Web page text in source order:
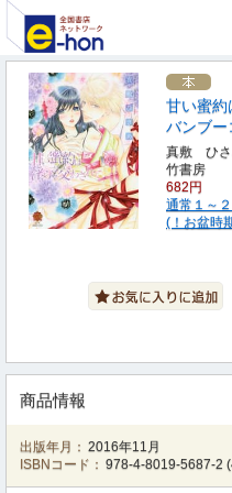
甘い蜜約
バンブ
真敷 ひ
竹書房
682円
通常１～
(！お盆時
商品情報
出版年月： 2016年11月
ISBNコード： 978-4-8019-5687-2 (